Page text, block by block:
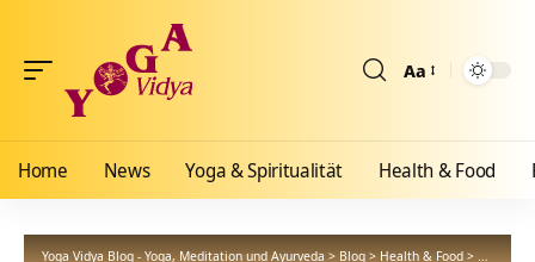
Aa
Home News Yoga & Spiritualität Health & Food
Yoga Vidya Blog - Yoga, Meditation und Ayurveda>Blog>Health & Food>